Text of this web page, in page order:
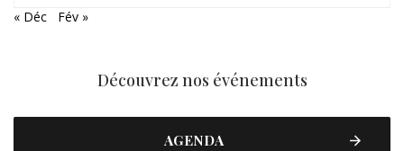
« Déc Fév »
Découvrez nos événements
AGENDA